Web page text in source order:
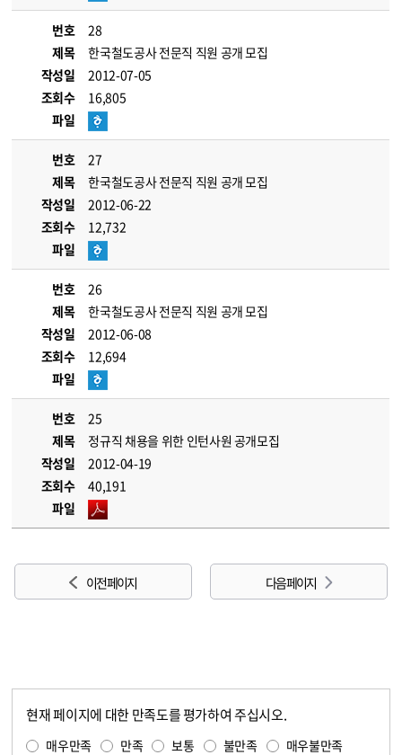
번호
28
제목
한국철도공사 전문직 직원 공개 모집
작성일
2012-07-05
조회수
16,805
파일
번호
27
제목
한국철도공사 전문직 직원 공개 모집
작성일
2012-06-22
조회수
12,732
파일
번호
26
제목
한국철도공사 전문직 직원 공개 모집
작성일
2012-06-08
조회수
12,694
파일
번호
25
제목
정규직 채용을 위한 인턴사원 공개모집
작성일
2012-04-19
조회수
40,191
파일
이전 페이지 다음 페이지
현재 페이지에 대한 만족도를 평가하여 주십시오.
매우만족 만족 보통 불만족 매우불만족